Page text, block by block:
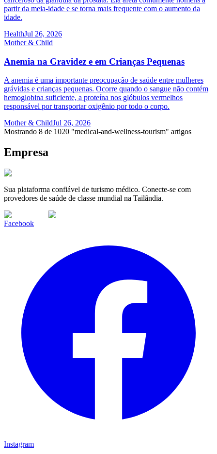
partir da meia-idade e se torna mais frequente com o aumento da
idade.
HealthJul 26, 2026
Mother & Child
Anemia na Gravidez e em Crianças Pequenas
A anemia é uma importante preocupação de saúde entre mulheres
grávidas e crianças pequenas. Ocorre quando o sangue não contém
hemoglobina suficiente, a proteína nos glóbulos vermelhos
responsável por transportar oxigênio por todo o corpo.
Mother & ChildJul 26, 2026
Mostrando 8 de 1020 "medical-and-wellness-tourism" artigos
Empresa
Sua plataforma confiável de turismo médico. Conecte-se com
provedores de saúde de classe mundial na Tailândia.
Facebook
Instagram